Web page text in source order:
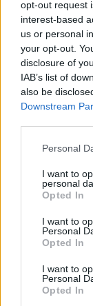
opt-out request
interest-based
us or personal
your opt-out.
disclosure of
IAB’s list of
also be
Downstream
Personal
I want to
personal
Opted In
I want to
Personal
Opted In
I want to
Personal
Opted In
στη Ρόδο όπου
Χειροπέδες
–